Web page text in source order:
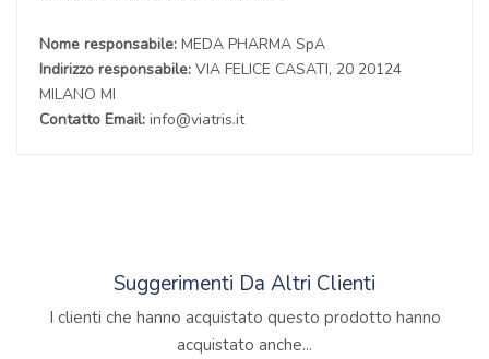
Nome responsabile: MEDA PHARMA SpA
Indirizzo responsabile: VIA FELICE CASATI, 20 20124
MILANO MI
Contatto Email: info@viatris.it
Suggerimenti Da Altri Clienti
I clienti che hanno acquistato questo prodotto hanno
acquistato anche...